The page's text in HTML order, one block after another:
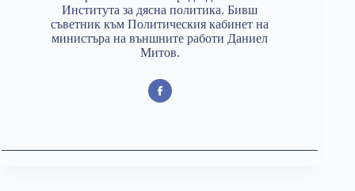
Института за дясна политика. Бивш
съветник към Политическия кабинет на
министъра на външните работи Даниел
Митов.